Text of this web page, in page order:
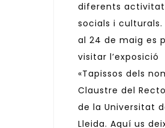
diferents
socials i culturals.
al 24 de maig es
visitar l’exposició
«Tapissos dels
Claustre del
de la Universitat
Lleida. Aquí us